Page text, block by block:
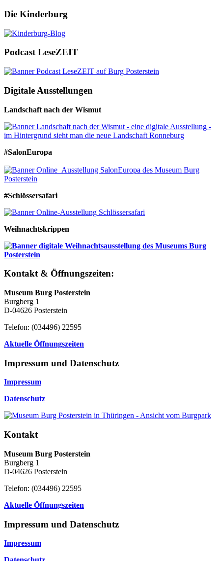
Die Kinderburg
Podcast LeseZEIT
Digitale Ausstellungen
Landschaft nach der Wismut
#SalonEuropa
#Schlössersafari
Weihnachtskrippen
Kontakt & Öffnungszeiten:
Museum Burg Posterstein
Burgberg 1
D-04626 Posterstein
Telefon: (034496) 22595
Aktuelle Öffnungszeiten
Impressum und Datenschutz
Impressum
Datenschutz
Kontakt
Museum Burg Posterstein
Burgberg 1
D-04626 Posterstein
Telefon: (034496) 22595
Aktuelle Öffnungszeiten
Impressum und Datenschutz
Impressum